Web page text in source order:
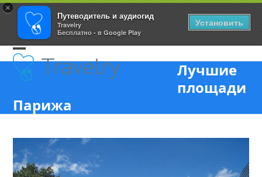
×
Путеводитель и аудиогид
Travelry
Бесплатно - в Google Play
Установить
Skip
to
content
Open
mobile
menu
Close
mobile
menu
Лучшие
площади
Парижа